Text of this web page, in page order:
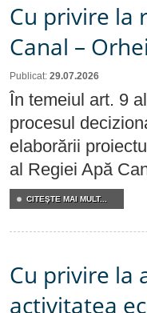
Cu privire la
Canal –
Publicat: 29.07.2026
În temeiul art. 9
procesul
elaborării
al Regiei Apă
CITEŞTE MAI MULT...
Cu privire la
activitatea